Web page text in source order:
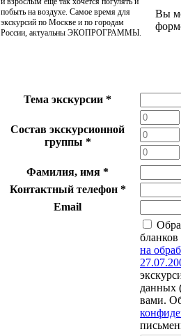
побыть на воздухе. Самое время для
экскурсий по Москве и по городам
России, актуальны ЭКОПРОГРАММЫ.
Вы
Тема экскурсии *
Состав экскурсионной
группы *
Фамилия, имя *
Контактный телефон *
Email
на
данных
вами.